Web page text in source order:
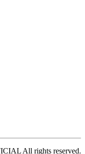
All rights reserved.